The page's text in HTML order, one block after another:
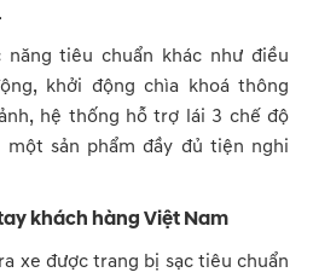
năng tiêu chuẩn khác như điều
khởi động chìa khoá thông
hệ thống hỗ trợ lái 3 chế độ
sản phẩm đầy đủ tiện nghi
khách hàng Việt Nam
xe được trang bị sạc tiêu chuẩn